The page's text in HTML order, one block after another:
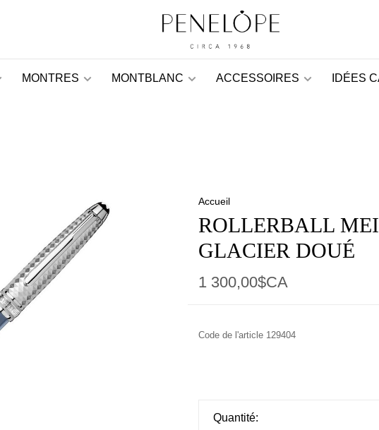
MONTRES MONTBLANC ACCESSOIRES IDÉES
Accueil
ROLLERBALL
GLACIER DOUÉ
1 300,00$CA
Code de l'article129404
Quantité: